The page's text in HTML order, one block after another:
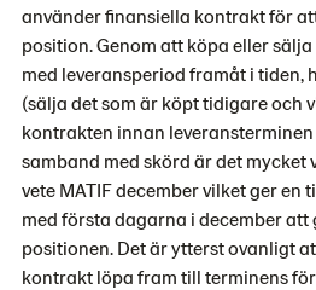
använder finansiella kontrakt för
position. Genom att köpa eller
med leveransperiod framåt i tiden,
(sälja det som är köpt tidigare och
kontrakten innan
samband med skörd är det
vete MATIF december vilket ger en
med första dagarna i december att
positionen. Det är ytterst ovanligt
kontrakt löpa fram till terminens